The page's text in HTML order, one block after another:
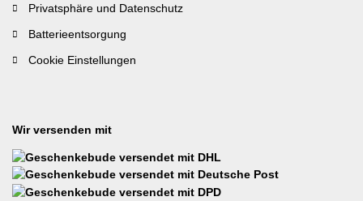
Privatsphäre und Datenschutz
Batterieentsorgung
Cookie Einstellungen
Wir versenden mit